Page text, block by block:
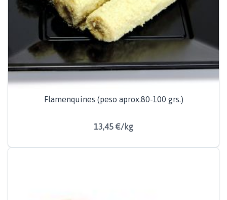
Flamenquines (peso aprox.80-100 grs.)
13,45 €/kg